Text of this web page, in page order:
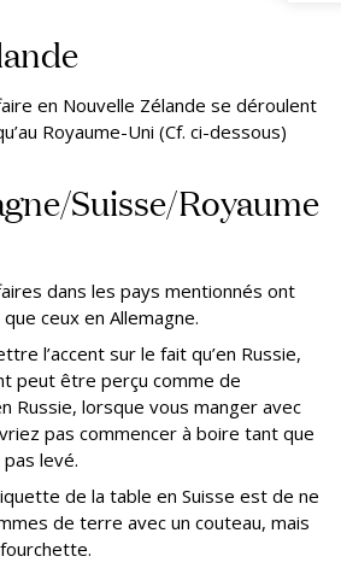
en Nouvelle Zélande se déroulent
Royaume-Uni (Cf. ci-dessous)
Suisse/Royaume
dans les pays mentionnés ont
ceux en Allemagne.
l’accent sur le fait qu’en Russie,
peut être perçu comme de
Russie, lorsque vous manger avec
pas commencer à boire tant que
levé.
de la table en Suisse est de ne
de terre avec un couteau, mais